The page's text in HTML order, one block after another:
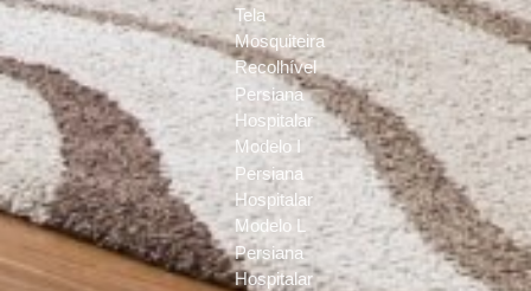
Tela
Mosquiteira
Recolhível
Persiana
Hospitalar
Modelo I
Persiana
Hospitalar
Modelo L
Persiana
Hospitalar